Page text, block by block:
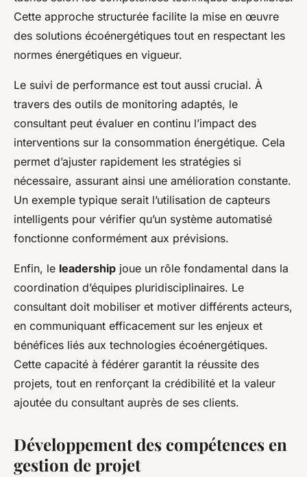
Cette approche structurée facilite la mise en œuvre
des solutions écoénergétiques tout en respectant les
normes énergétiques en vigueur.
Le suivi de performance est tout aussi crucial. À
travers des outils de monitoring adaptés, le
consultant peut évaluer en continu l’impact des
interventions sur la consommation énergétique. Cela
permet d’ajuster rapidement les stratégies si
nécessaire, assurant ainsi une amélioration constante.
Un exemple typique serait l’utilisation de capteurs
intelligents pour vérifier qu’un système automatisé
fonctionne conformément aux prévisions.
Enfin, le leadership joue un rôle fondamental dans la
coordination d’équipes pluridisciplinaires. Le
consultant doit mobiliser et motiver différents acteurs,
en communiquant efficacement sur les enjeux et
bénéfices liés aux technologies écoénergétiques.
Cette capacité à fédérer garantit la réussite des
projets, tout en renforçant la crédibilité et la valeur
ajoutée du consultant auprès de ses clients.
Développement des compétences en
gestion de projet